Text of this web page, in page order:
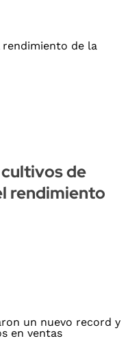
de
rendimiento